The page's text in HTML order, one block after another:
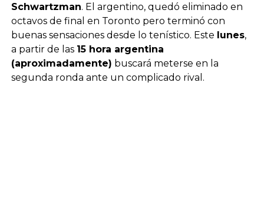
Schwartzman. El argentino, quedó eliminado en
octavos de final en Toronto pero terminó con
buenas sensaciones desde lo tenístico. Este lunes,
a partir de las 15 hora argentina
(aproximadamente) buscará meterse en la
segunda ronda ante un complicado rival.